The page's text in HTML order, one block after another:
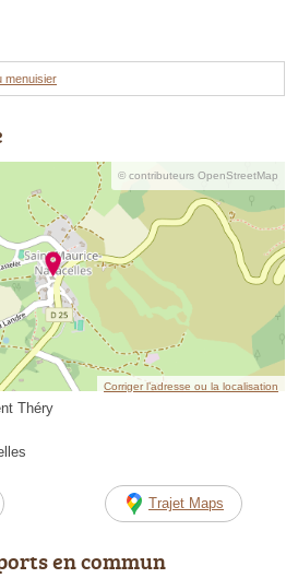
menuisier
© contributeurs OpenStreetMap
Corriger l’adresse ou la localisation
Théry
Trajet Maps
en commun